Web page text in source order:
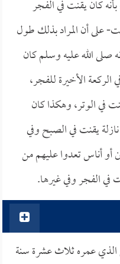
كان يقنت في الفجر
أن المراد بذلك طول
صلى الله عليه وسلم كان
الأخيرة للفجر،
في الوتر، وهكذا كان
يقنت في الصبح وفي
أناس تعدوا عليهم من
في الفجر وفي غيرها.
الذي عمره ثلاث عشرة سنة